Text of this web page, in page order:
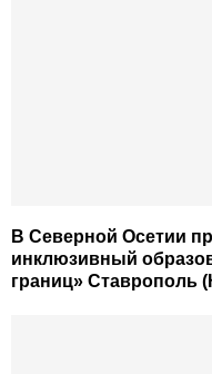
В Северной Осетии
инклюзивный
границ» Ставрополь